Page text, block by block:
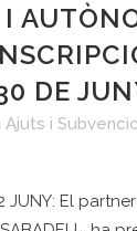
I
DE
Ajuts i
JUNY: El